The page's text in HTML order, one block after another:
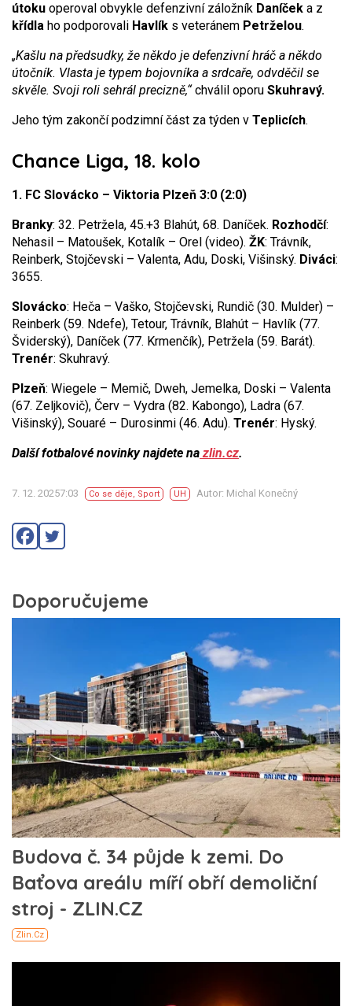
útoku operoval obvykle defenzivní záložník Daníček a z
křídla ho podporovali Havlík s veteránem Petrželou.
„Kašlu na předsudky, že někdo je defenzivní hráč a někdo
útočník. Vlasta je typem bojovníka a srdcaře, odvděčil se
skvěle. Svoji roli sehrál precizně,“chválil oporu Skuhravý.
Jeho tým zakončí podzimní část za týden v Teplicích.
Chance Liga, 18. kolo
1. FC Slovácko – Viktoria Plzeň 3:0 (2:0)
Branky: 32. Petržela, 45.+3 Blahút, 68. Daníček. Rozhodčí:
Nehasil – Matoušek, Kotalík – Orel (video). ŽK: Trávník,
Reinberk, Stojčevski – Valenta, Adu, Doski, Višinský. Diváci:
3655.
Slovácko: Heča – Vaško, Stojčevski, Rundič (30. Mulder) –
Reinberk (59. Ndefe), Tetour, Trávník, Blahút – Havlík (77.
Šviderský), Daníček (77. Krmenčík), Petržela (59. Barát).
Trenér: Skuhravý.
Plzeň: Wiegele – Memič, Dweh, Jemelka, Doski – Valenta
(67. Zeljkovič), Červ – Vydra (82. Kabongo), Ladra (67.
Višinský), Souaré – Durosinmi (46. Adu). Trenér: Hyský.
Další fotbalové novinky najdete nazlin.cz.
7. 12. 20257:03 Co se děje, Sport UH Autor: Michal Konečný